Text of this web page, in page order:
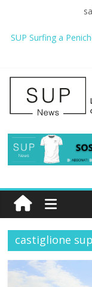
SUP Surfing a
AirSUP a Gallico:
Gallico Paddle Fest
del SUP
Porto Selvaggio, a
prevenzione
2° Urban Sup
castiglione